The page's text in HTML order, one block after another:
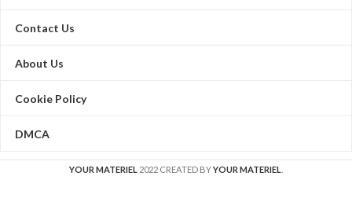
Contact Us
About Us
Cookie Policy
DMCA
YOUR MATERIEL 2022 CREATED BYYOUR MATERIEL